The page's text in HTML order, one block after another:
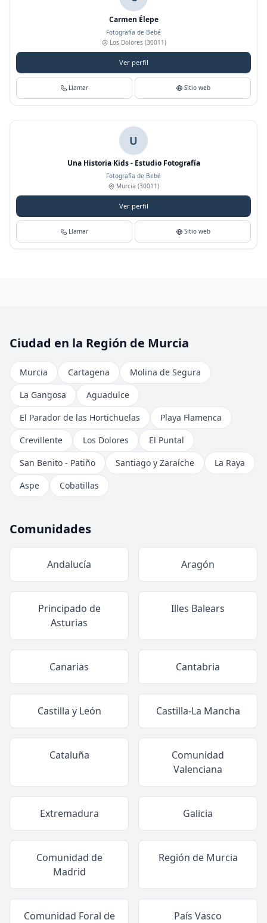
Carmen Élepe
Fotografía de Bebé
Los Dolores(30011)
Ver perfil
Llamar Sitio web
U
Una Historia Kids - Estudio Fotografía
Fotografía de Bebé
Murcia (30011)
Ver perfil
Llamar Sitio web
Ciudad en la Región de Murcia
Murcia Cartagena
Molina de Segura
La Gangosa
Aguadulce
El Parador de las Hortichuelas
Playa Flamenca
Crevillente
Los Dolores
El Puntal
San Benito - Patiño
Santiago y Zaraíche
La Raya
Aspe
Cobatillas
Comunidades
Andalucía Aragón
Principado de
Asturias
Illes Balears
Canarias Cantabria
Castilla y León Castilla-La Mancha
Cataluña
Comunidad
Valenciana
Extremadura Galicia
Comunidad de
Madrid
Región de Murcia
Comunidad Foral de
País Vasco